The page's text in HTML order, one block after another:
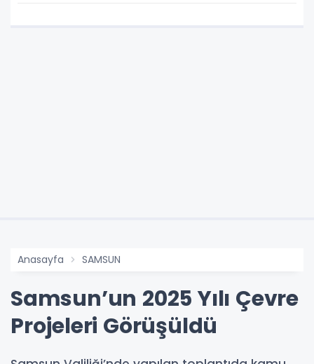
Anasayfa SAMSUN
Samsun’un 2025 Yılı Çevre
Projeleri Görüşüldü